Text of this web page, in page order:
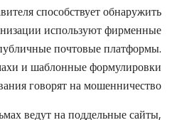
способствует обнаружить
используют фирменные
почтовые платформы.
и шаблонные формулировки
говорят на мошенничество.
ведут на поддельные сайты,